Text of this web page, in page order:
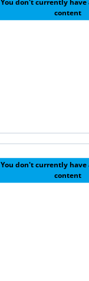
You don't currently have
content
You don't currently have
content